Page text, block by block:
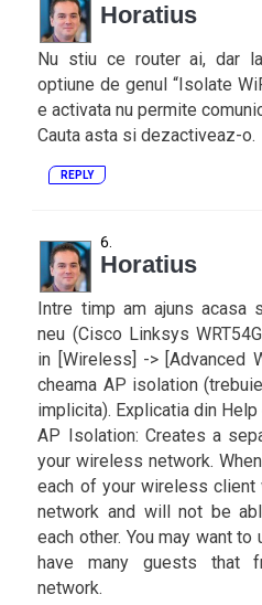
Horatius
Nu stiu ce router ai, dar
optiune de genul “Isolate
e activata nu permite
Cauta asta si dezactiveaz-o.
REPLY
Horatius
Intre timp am ajuns acasa
neu (Cisco Linksys
in [Wireless] -> [Advanced
cheama AP isolation
implicita). Explicatia din
AP Isolation: Creates a
your wireless network.
each of your wireless
network and will not be
each other. You may want
have many guests that
network.